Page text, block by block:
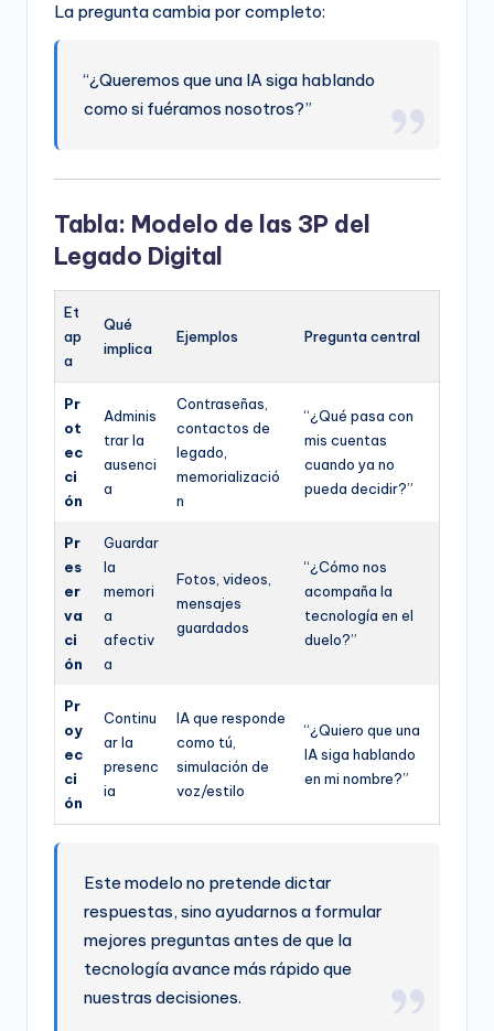
La pregunta cambia por completo:
“¿Queremos que una IA siga hablando
como si fuéramos nosotros?”
Tabla: Modelo de las 3P del
Legado Digital
Et
ap
a
Qué
implica
Ejemplos Pregunta central
Pr
ot
ec
ci
ón
Adminis
trar la
ausenci
a
Contraseñas,
contactos de
legado,
memorializació
n
“¿Qué pasa con
mis cuentas
cuando ya no
pueda decidir?”
Pr
es
er
va
ci
ón
Guardar
la
memori
a
afectiv
a
Fotos, videos,
mensajes
guardados
“¿Cómo nos
acompaña la
tecnología en el
duelo?”
Pr
oy
ec
ci
ón
Continu
ar la
presenc
ia
IA que responde
como tú,
simulación de
voz/estilo
“¿Quiero que una
IA siga hablando
en mi nombre?”
Este modelo no pretende dictar
respuestas, sino ayudarnos a formular
mejores preguntas antes de que la
tecnología avance más rápido que
nuestras decisiones.